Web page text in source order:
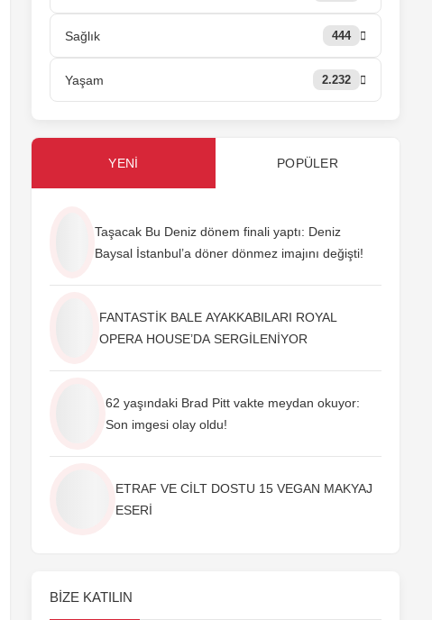
Sağlık 444
Yaşam 2.232
YENI POPÜLER
Taşacak Bu Deniz dönem finali yaptı: Deniz
Baysal İstanbul’a döner dönmez imajını değişti!
FANTASTİK BALE AYAKKABILARI ROYAL
OPERA HOUSE’DA SERGİLENİYOR
62 yaşındaki Brad Pitt vakte meydan okuyor:
Son imgesi olay oldu!
ETRAF VE CİLT DOSTU 15 VEGAN MAKYAJ
ESERİ
BIZE KATILIN